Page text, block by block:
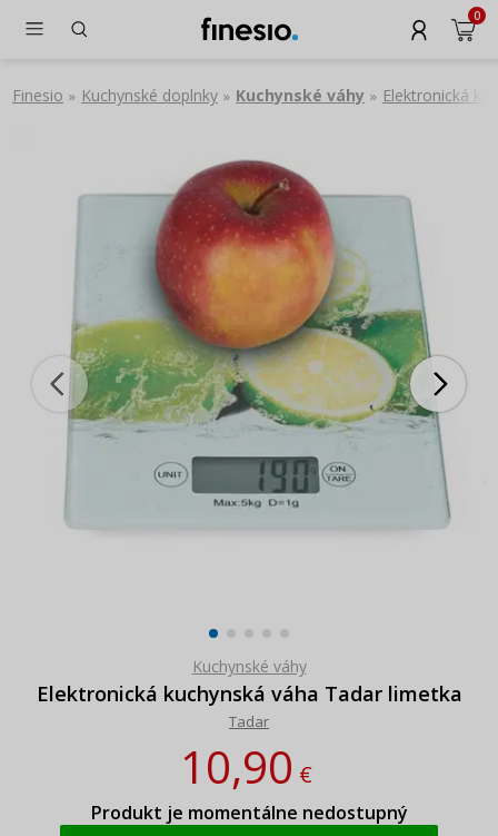
0
Finesio » Kuchynské doplnky » Kuchynské váhy » Elektronická
Kuchynské váhy
Elektronická kuchynská váha Tadar limetka
Tadar
10,90€
Produkt je momentálne nedostupný